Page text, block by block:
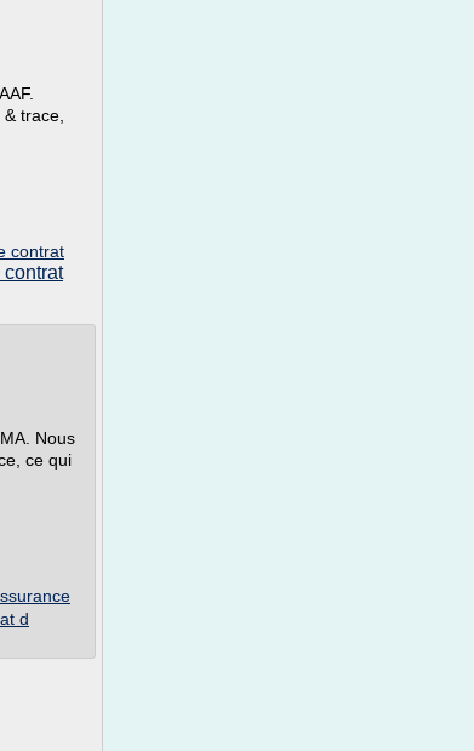
trace,
contrat
Nous
ce qui
d